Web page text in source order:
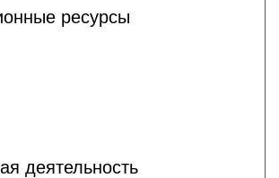
ресурсы
деятельность